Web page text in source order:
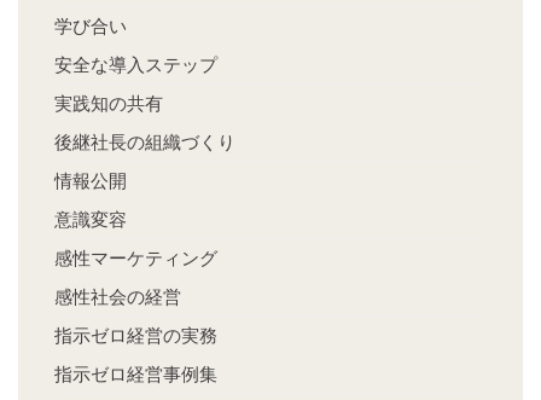
学び合い
安全な導入ステップ
実践知の共有
後継社長の組織づくり
情報公開
意識変容
感性マーケティング
感性社会の経営
指示ゼロ経営の実務
指示ゼロ経営事例集